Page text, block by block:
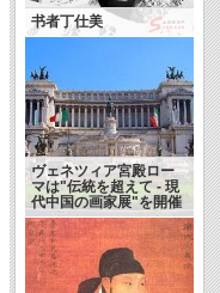
书者丁仕美
ヴェネツィア宮殿ロー
マは"伝統を超えて - 現
代中国の画家展"を開催